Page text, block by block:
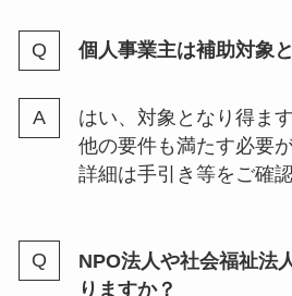
個人事業主は補助対象
はい、対象となり得ま
他の要件も満たす必要
詳細は手引き等をご確
NPO法人や社会福祉法
りますか？